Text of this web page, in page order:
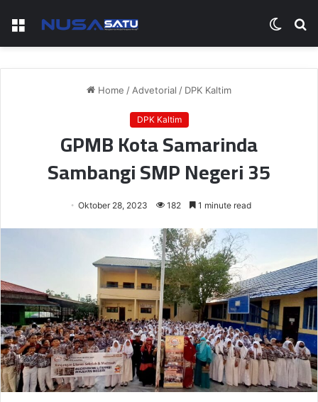
Menu
Switch
skin
Home /Advetorial / DPK Kaltim
DPK Kaltim
GPMB Kota Samarinda
Sambangi SMP Negeri 35
Oktober 28, 2023 182 1 minute read